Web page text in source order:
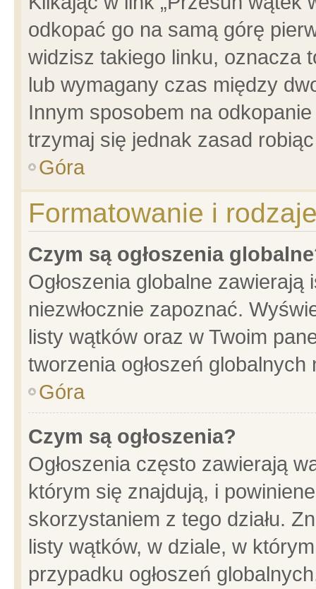
odkopać go na samą górę
widzisz takiego linku, oznacza
lub wymagany czas między
Innym sposobem na
trzymaj się jednak zasad
Góra
Formatowanie i
Czym są ogłoszenia
Ogłoszenia globalne
niezwłocznie zapoznać.
listy wątków oraz w Twoim
tworzenia ogłoszeń
Góra
Czym są ogłoszenia?
Ogłoszenia często zawierają
którym się znajdują, i
skorzystaniem z tego działu.
listy wątków, w dziale, w
przypadku ogłoszeń